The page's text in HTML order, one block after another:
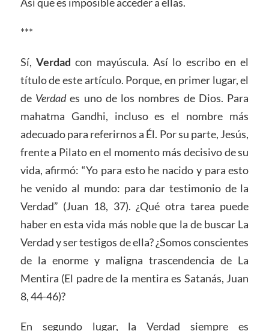
***
Sí, Verdad con mayúscula. Así lo escribo en el
título de este artículo. Porque, en primer lugar, el
de Verdades uno de los nombres de Dios. Para
mahatma Gandhi, incluso es el nombre más
adecuado para referirnos a Él. Por su parte, Jesús,
frente a Pilato en el momento más decisivo de su
vida, afirmó: “Yo para esto he nacido y para esto
he venido al mundo: para dar testimonio de la
Verdad” (Juan 18, 37). ¿Qué otra tarea puede
haber en esta vida más noble que la de buscar La
Verdad y ser testigos de ella? ¿Somos conscientes
de la enorme y maligna trascendencia de La
Mentira (El padre de la mentira es Satanás, Juan
8, 44-46)?
En segundo lugar, la Verdad siempre es